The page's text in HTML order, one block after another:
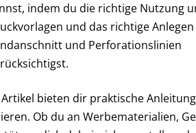
indem du die richtige Nutzung
und das richtige
und Perforationslinien
Artikel bieten dir praktische
Ob du an Werbematerialien,